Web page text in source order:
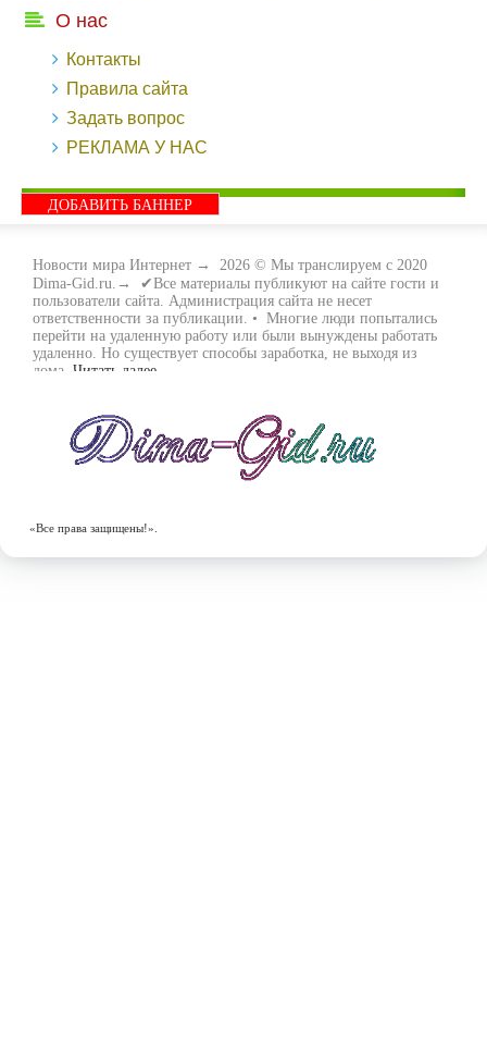
О нас
Контакты
Правила сайта
Задать вопрос
РЕКЛАМА У НАС
ДОБАВИТЬ БАННЕР
Новости мира Интернет → 2026 © Мы транслируем с 2020
Dima-Gid.ru.→ ✔Все материалы публикуют на сайте гости и
пользователи сайта. Администрация сайта не несет
ответственности за публикации. • Многие люди попытались
перейти на удаленную работу или были вынуждены работать
удаленно. Но существует способы заработка, не выходя из
дома. Читать далее...
много. Все зависит только от вас, чем вы хотите заняться и, что
вам придётся по душе. Наш сайт собирает для вас всю
полезную информацию и новые виды заработка которые
появляются на просторах интернета каждый день. Просто
заработка.
«Все права защищены!».